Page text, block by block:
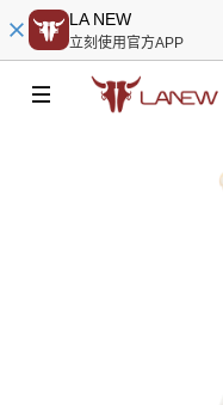
LA NEW
立刻使用官方APP